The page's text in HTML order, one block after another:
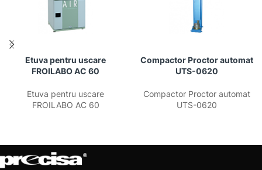
Etuva pentru uscare
FROILABO AC 60
Etuva pentru uscare
FROILABO AC 60
Compactor Proctor automat
UTS-0620
Compactor Proctor automat
UTS-0620